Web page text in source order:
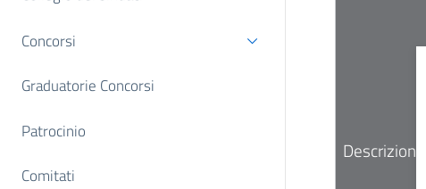
Concorsi
Graduatorie Concorsi
Patrocinio
Comitati
Descrizione